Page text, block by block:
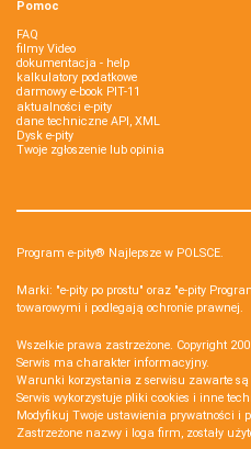
Pomoc
FAQ
filmy Video
dokumentacja - help
kalkulatory podatkowe
darmowy e-book PIT-11
aktualności e-pity
dane techniczne API, XML
Dysk e-pity
Twoje zgłoszenie lub opinia
Program e-pity® Najlepsze w POLSCE.
Marki: "e-pity po prostu" oraz "e-pity
towarowymi i podlegają ochronie prawnej.
Wszelkie prawa zastrzeżone. Copyright
Serwis ma charakter informacyjny.
Warunki korzystania z serwisu zawarte są
Serwis wykorzystuje pliki cookies i inne
Modyfikuj Twoje ustawienia prywatności i
Zastrzeżone nazwy i loga firm, zostały